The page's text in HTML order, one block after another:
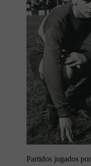
Partidos jugados